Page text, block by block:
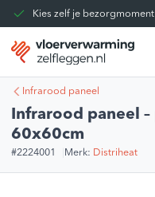
Kies zelf je bezorgmoment
Tot 30 dagen terug te
Gratis verzending vanaf
Infrarood paneel
Infrarood paneel –
60x60cm
#2224001 Merk: Distriheat